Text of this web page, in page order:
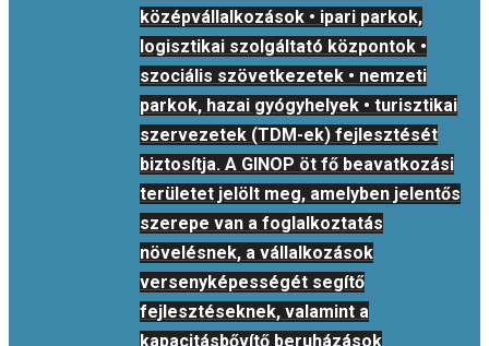
középvállalkozások • ipari parkok,
logisztikai szolgáltató központok •
szociális szövetkezetek • nemzeti
parkok, hazai gyógyhelyek • turisztikai
szervezetek (TDM-ek) fejlesztését
biztosítja. A GINOP öt fő beavatkozási
területet jelölt meg, amelyben jelentős
szerepe van a foglalkoztatás
növelésnek, a vállalkozások
versenyképességét segítő
fejlesztéseknek, valamint a
kapacitásbővítő beruházások